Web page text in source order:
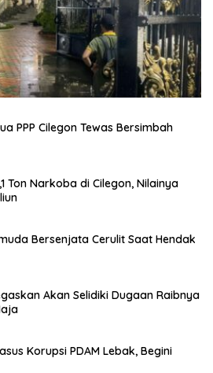
PPP Cilegon Tewas Bersimbah
Ton Narkoba di Cilegon, Nilainya
Bersenjata Cerulit Saat Hendak
Akan Selidiki Dugaan Raibnya
Korupsi PDAM Lebak, Begini